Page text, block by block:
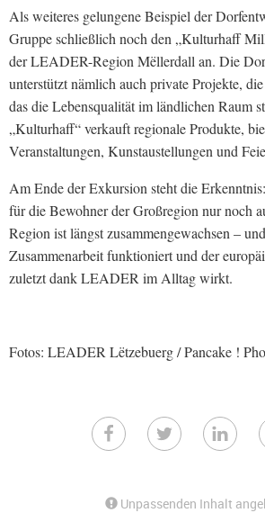
Als weiteres gelungene Beispiel der
Gruppe schließlich noch den „Kulturhaff
der LEADER-Region Mëllerdall an. Die
unterstützt nämlich auch private Projekte,
das die Lebensqualität im ländlichen Raum
„Kulturhaff“ verkauft regionale Produkte,
Veranstaltungen, Kunstaustellungen und
Am Ende der Exkursion steht die
für die Bewohner der Großregion nur noch
Region ist längst zusammengewachsen –
Zusammenarbeit funktioniert und der
zuletzt dank LEADER im Alltag wirkt.
Fotos: LEADER Lëtzebuerg / Pancake !
Unpassenden Inhalt